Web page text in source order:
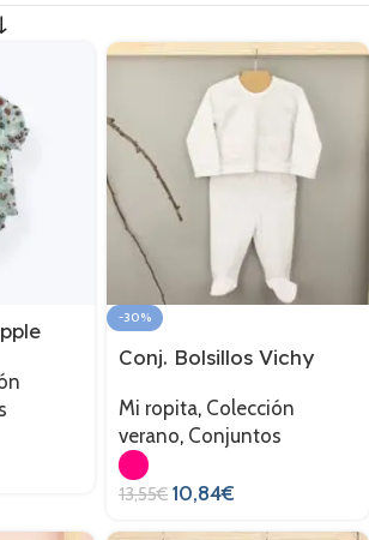
-30%
Conj. Bolsillos Vichy
Mi ropita, Colección
verano, Conjuntos
13,55€ 10,84€